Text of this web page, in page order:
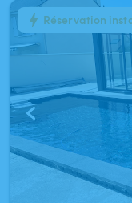
1/4 Réservation